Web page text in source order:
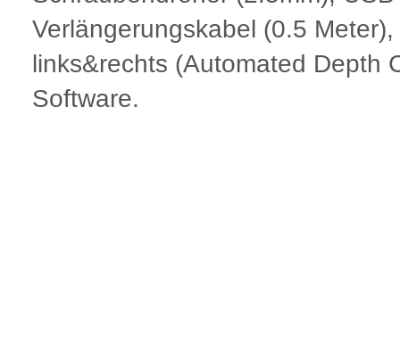
Verlängerungskabel (0.5
links&rechts (Automated Depth
Software.